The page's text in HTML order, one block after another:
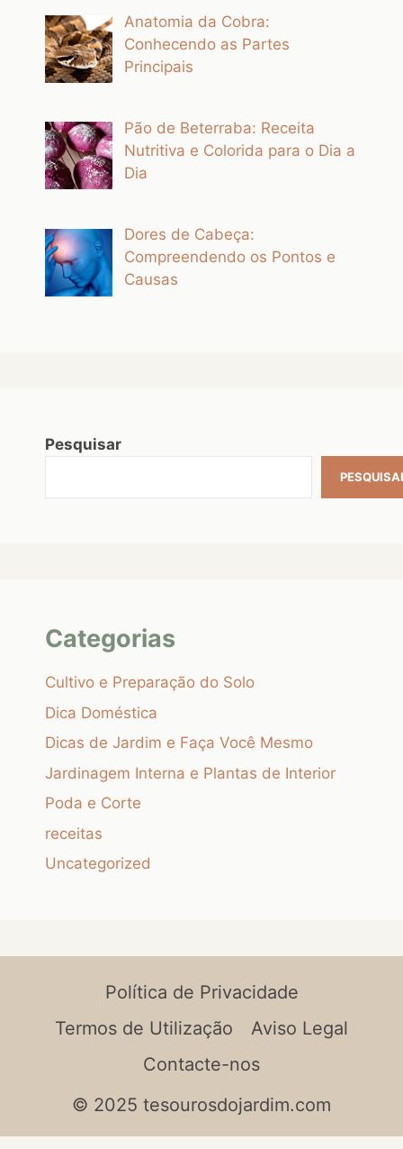
Anatomia da Cobra:
Conhecendo as Partes
Principais
Pão de Beterraba: Receita
Nutritiva e Colorida para o Dia a
Dia
Dores de Cabeça:
Compreendendo os Pontos e
Causas
Pesquisar
Categorias
Cultivo e Preparação do Solo
Dica Doméstica
Dicas de Jardim e Faça Você Mesmo
Jardinagem Interna e Plantas de Interior
Poda e Corte
receitas
Uncategorized
Política de Privacidade
Termos de Utilização
Aviso Legal
Contacte-nos
© 2025 tesourosdojardim.com